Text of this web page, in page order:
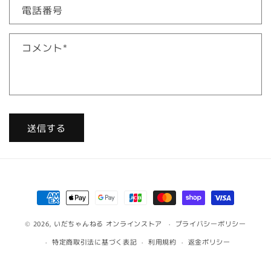
フ
ォ
電話番号
コメント*
送信する
決
済
方
© 2026, いだちゃんねる オンラインストア
プライバシーポリシー
特定商取引法に基づく表記
利用規約 返金ポリシー